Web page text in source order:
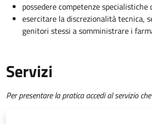
possedere competenze
esercitare la discrezionalità tecnica,
genitori stessi a somministrare i
Servizi
Per presentare la pratica accedi al servizio